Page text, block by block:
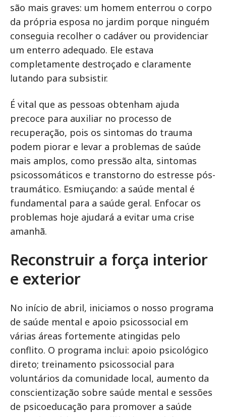
são mais graves: um homem enterrou o corpo
da própria esposa no jardim porque ninguém
conseguia recolher o cadáver ou providenciar
um enterro adequado. Ele estava
completamente destroçado e claramente
lutando para subsistir.
É vital que as pessoas obtenham ajuda
precoce para auxiliar no processo de
recuperação, pois os sintomas do trauma
podem piorar e levar a problemas de saúde
mais amplos, como pressão alta, sintomas
psicossomáticos e transtorno do estresse pós-
traumático. Esmiuçando: a saúde mental é
fundamental para a saúde geral. Enfocar os
problemas hoje ajudará a evitar uma crise
amanhã.
Reconstruir a força interior
e exterior
No início de abril, iniciamos o nosso programa
de saúde mental e apoio psicossocial em
várias áreas fortemente atingidas pelo
conflito. O programa inclui: apoio psicológico
direto; treinamento psicossocial para
voluntários da comunidade local, aumento da
conscientização sobre saúde mental e sessões
de psicoeducação para promover a saúde